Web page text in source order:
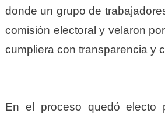
donde un grupo de
comisión electoral y velaron
cumpliera con transparencia y
En el proceso quedó electo